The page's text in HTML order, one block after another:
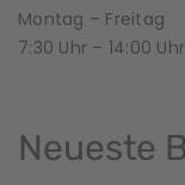
Montag – Freitag
7:30 Uhr – 14:00 Uhr
Neueste